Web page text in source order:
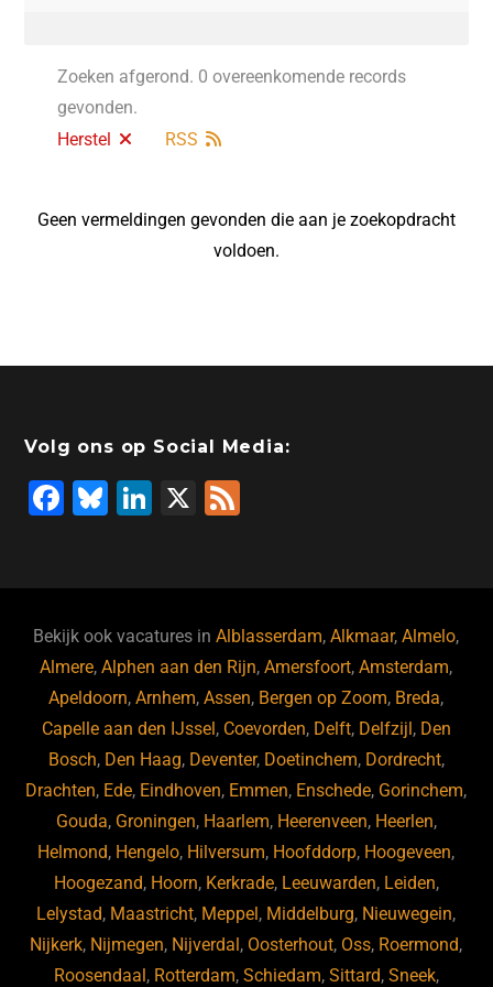
Zoeken afgerond. 0 overeenkomende records
gevonden.
Herstel
RSS
Geen vermeldingen gevonden die aan je zoekopdracht
voldoen.
Volg ons op Social Media:
F
b
o
o
k
Bl
ky
Li
dI
n
X
Bekijk ook vacatures inAlblasserdam,Alkmaar,Almelo,
Almere,Alphen aan den Rijn,Amersfoort,Amsterdam,
Apeldoorn,Arnhem,Assen, Bergen op Zoom, Breda,
Capelle aan den IJssel , Coevorden, Delft, Delfzijl , Den
Bosch, Den Haag, Deventer, Doetinchem, Dordrecht,
Drachten, Ede, Eindhoven, Emmen, Enschede, Gorinchem,
Gouda, Groningen, Haarlem, Heerenveen, Heerlen,
Helmond, Hengelo, Hilversum, Hoofddorp, Hoogeveen,
Hoogezand, Hoorn, Kerkrade, Leeuwarden, Leiden,
Lelystad, Maastricht, Meppel , Middelburg, Nieuwegein,
Nijkerk, Nijmegen, Nijverdal , Oosterhout, Oss, Roermond,
Roosendaal , Rotterdam, Schiedam, Sittard, Sneek,